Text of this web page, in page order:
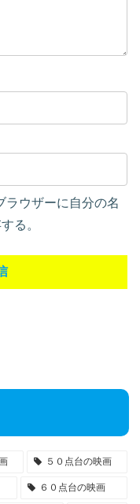
ラウザーに自分の名
る。
５０点台の映画
６０点台の映画